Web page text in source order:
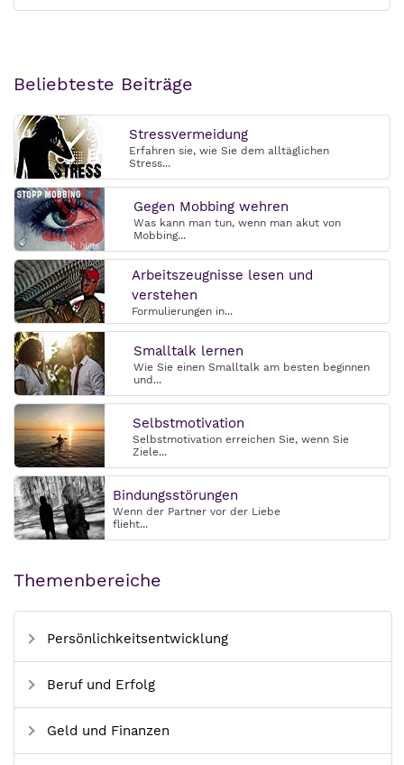
Beliebteste Beiträge
Stressvermeidung
Erfahren sie, wie Sie dem alltäglichen
Stress...
Gegen Mobbing wehren
Was kann man tun, wenn man akut von
Mobbing...
Arbeitszeugnisse lesen und
verstehen
Formulierungen in...
Smalltalk lernen
Wie Sie einen Smalltalk am besten beginnen
und...
Selbstmotivation
Selbstmotivation erreichen Sie, wenn Sie
Ziele...
Bindungsstörungen
Wenn der Partner vor der Liebe
flieht...
Themenbereiche
Persönlichkeitsentwicklung
Beruf und Erfolg
Geld und Finanzen